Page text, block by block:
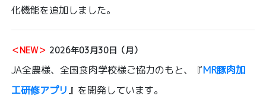
化機能を追加しました。
＜NEW＞ 2026年03月30日（月）
JA全農様、全国食肉学校様ご協力のもと、『MR豚肉加
工研修アプリ』を開発しています。